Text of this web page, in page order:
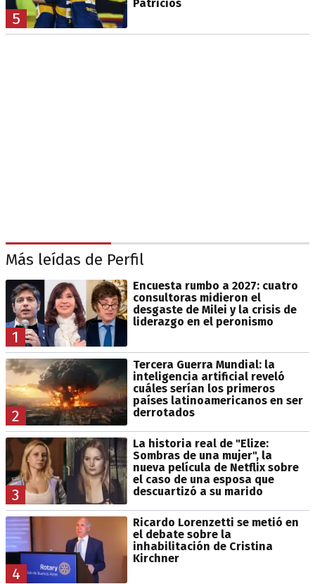
5
Patricios
Más leídas de Perfil
1
Encuesta rumbo a 2027: cuatro
consultoras midieron el
desgaste de Milei y la crisis de
liderazgo en el peronismo
2
Tercera Guerra Mundial: la
inteligencia artificial reveló
cuáles serían los primeros
países latinoamericanos en ser
derrotados
3
La historia real de "Elize:
Sombras de una mujer", la
nueva película de Netflix sobre
el caso de una esposa que
descuartizó a su marido
4
Ricardo Lorenzetti se metió en
el debate sobre la
inhabilitación de Cristina
Kirchner